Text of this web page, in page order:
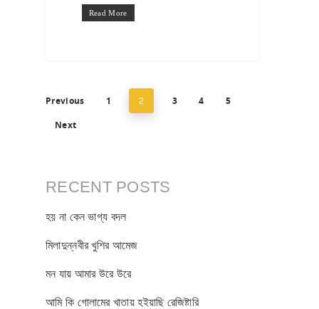
Read More
Previous 1 2 3 4
5
Next
RECENT POSTS
হয় না কেন ভাগ্য বদল
মিলাদুন্নবীর খুশির আমেজ
মন যায় আমার উরে উরে
আমি কি গোলামের খাতায় হইয়াছি রেজিষ্টারি